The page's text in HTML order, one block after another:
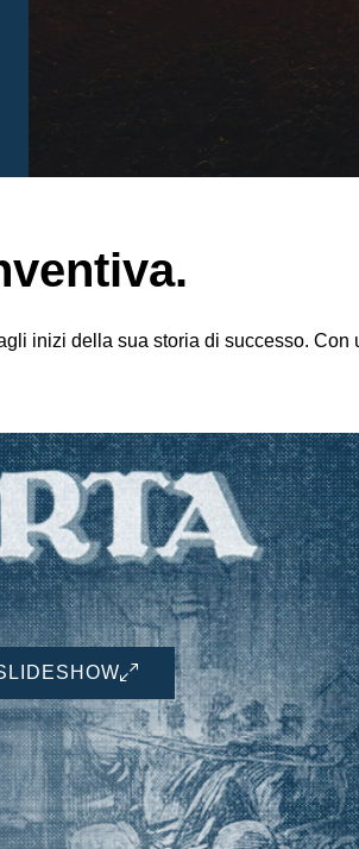
inizi della sua storia di successo.